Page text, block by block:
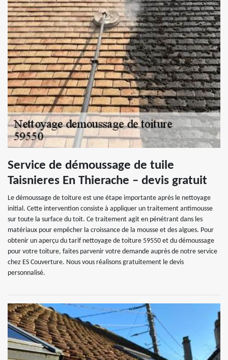
Service de démoussage de tuile
Taisnieres En Thierache – devis gratuit
Le démoussage de toiture est une étape importante après le nettoyage
initial. Cette intervention consiste à appliquer un traitement antimousse
sur toute la surface du toit. Ce traitement agit en pénétrant dans les
matériaux pour empêcher la croissance de la mousse et des algues. Pour
obtenir un aperçu du tarif nettoyage de toiture 59550 et du démoussage
pour votre toiture, faites parvenir votre demande auprès de notre service
chez ES Couverture. Nous vous réalisons gratuitement le devis
personnalisé.